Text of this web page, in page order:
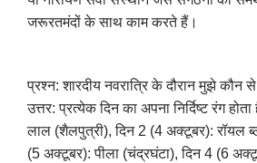
जरूरतमंदों के साथ काम करते हैं।
प्रश्न: शारदीय नवरात्रि के दौरान मुझे कौन
उत्तर: प्रत्येक दिन का अपना निर्दिष्ट रंग होता
लाल (शैलपुत्री), दिन 2 (4 अक्टूबर): रॉयल
(5 अक्टूबर): पीला (चंद्रघंटा), दिन 4 (6